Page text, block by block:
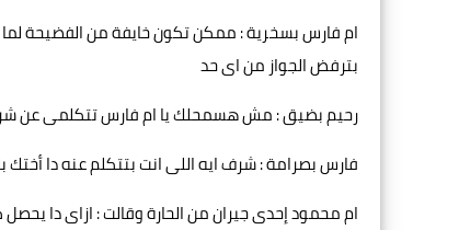
ام فارس بسخرية : ممكن تكون خايفة من الفضيحة
بترفض الجواز من اى حد
رحيم بضيق : مش هسمحلك يا ام فارس تتكلمى عن
فارس بصرامة : شرف ايه اللى انت بتتكلم عنه دا
ام محمود إحدى جيران من الحارة وقالت : ازاى دا يحصل